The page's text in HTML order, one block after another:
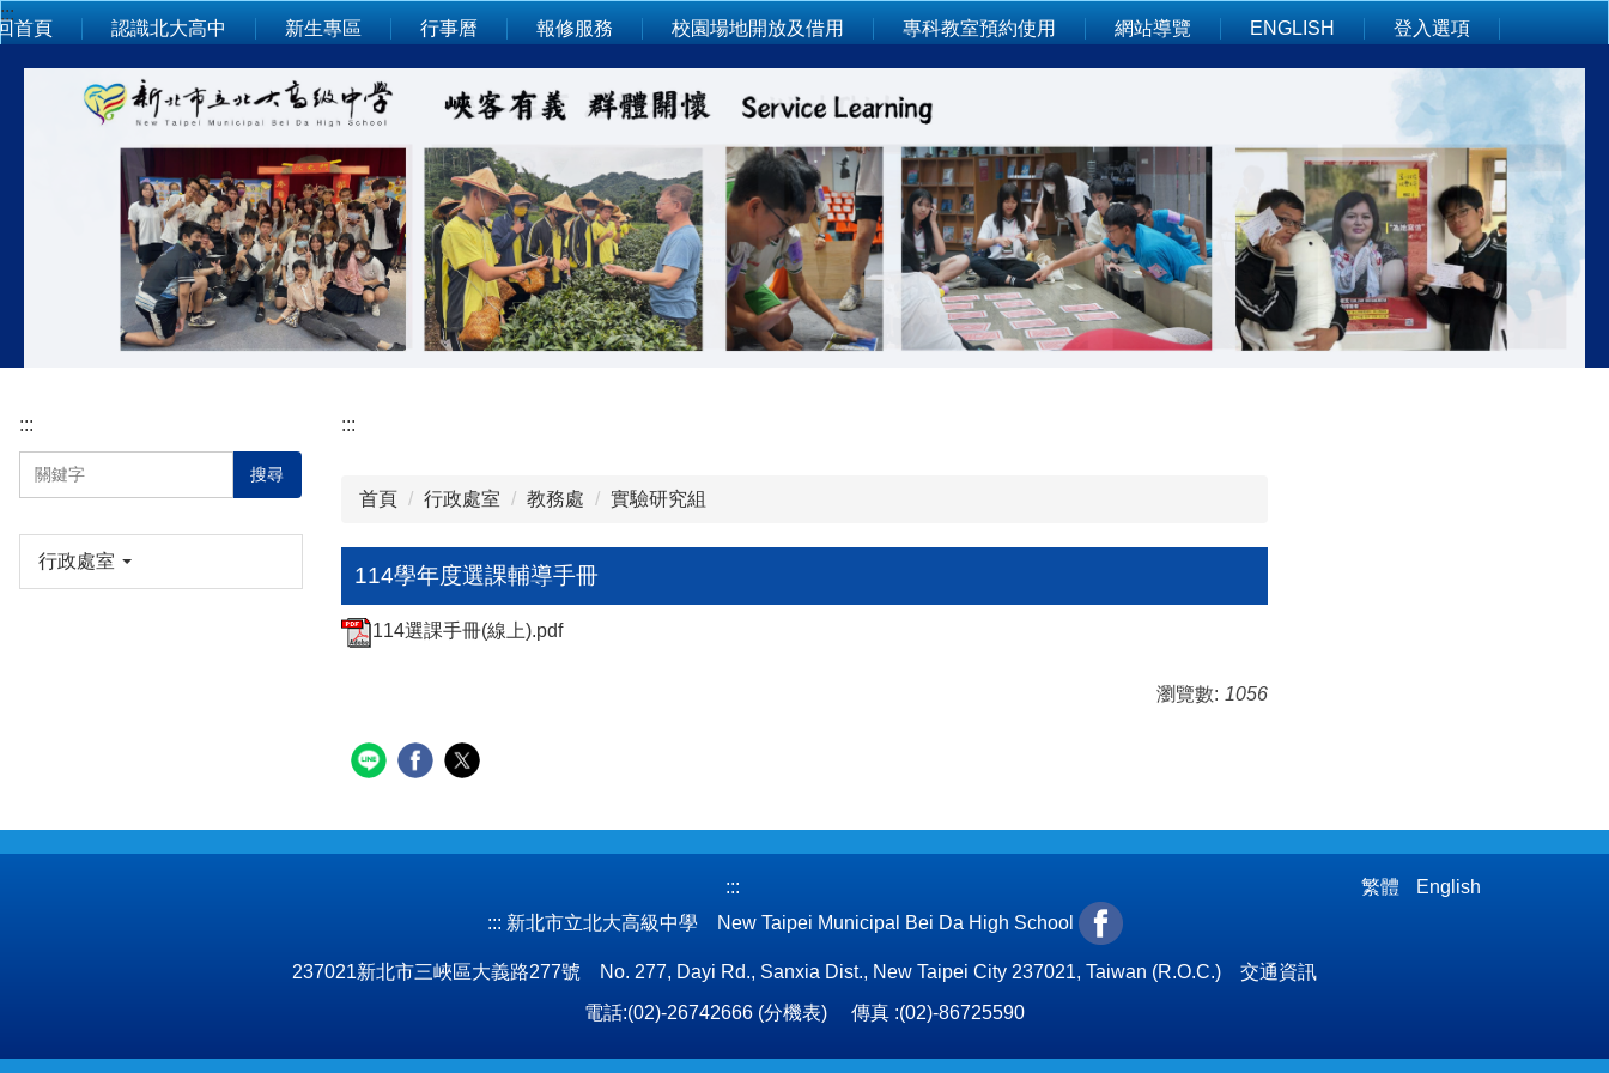
跳
到
:::
首頁 認識北大高中 新生專區 行事曆 報修服務 校園場地開放及借用 專科教室預約使用 網站導覽 ENGLISH 登入選項
:::
搜尋
行政處室
:::
首頁 行政處室 教務處 實驗研究組
114學年度選課輔導手冊
114選課手冊(線上).pdf
瀏覽數: 1056
繁體 English
:::
::: 新北市立北大高級中學 New Taipei Municipal Bei Da High School
237021新北市三峽區大義路277號 No. 277, Dayi Rd., Sanxia Dist., New Taipei City 237021, Taiwan (R.O.C.) 交通資訊
電話:(02)-26742666 (分機表) 傳真 :(02)-86725590